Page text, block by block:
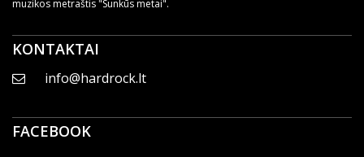
muzikos metraštis "Sunkūs metai".
KONTAKTAI
info@hardrock.lt
FACEBOOK